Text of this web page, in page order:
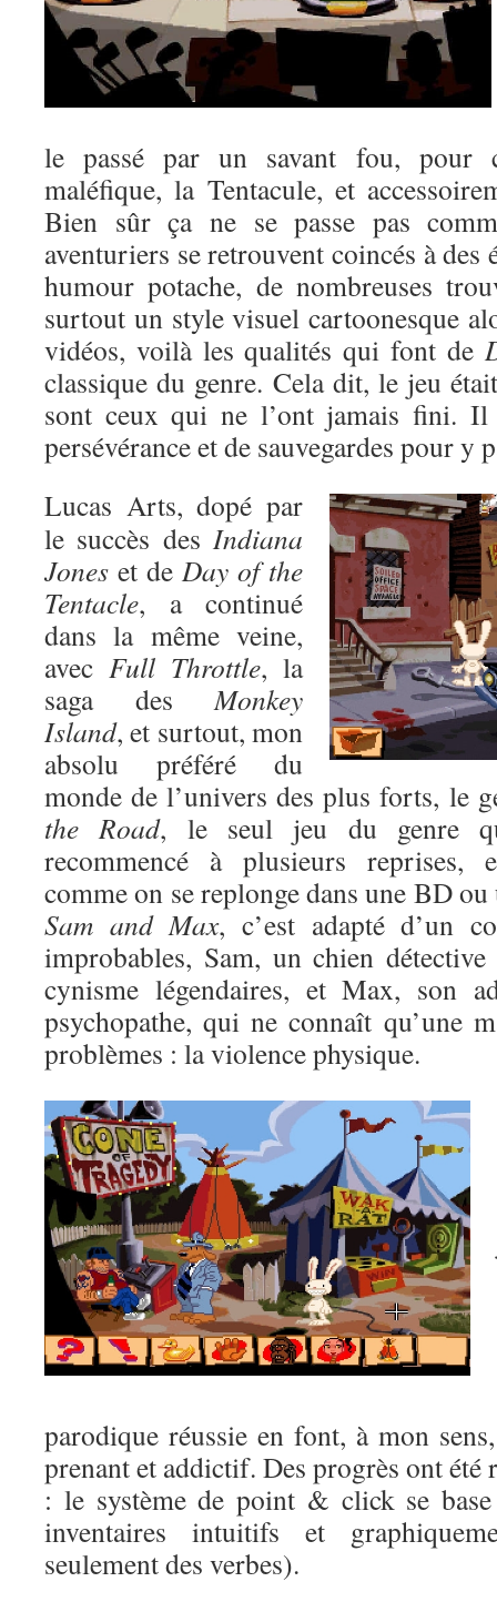
le passé par un savant fou, pour
maléfique, la Tentacule, et
Bien sûr ça ne se passe pas
aventuriers se retrouvent coincés à des
humour potache, de nombreuses
surtout un style visuel cartoonesque
vidéos, voilà les qualités qui font de
classique du genre. Cela dit, le jeu
sont ceux qui ne l’ont jamais fini.
persévérance et de sauvegardes pour y
Lucas Arts, dopé par
le succès des Indiana
Jones et de Day of the
Tentacle, a continué
dans la même veine,
avec Full Throttle, la
saga desMonkey
Island, et surtout, mon
absolu préféré du
monde de l’univers des plus forts, le
the Road, le seul jeu du genre
recommencé à plusieurs reprises,
comme on se replonge dans une BD ou
Sam and Max, c’est adapté d’un
improbables, Sam, un chien
cynisme légendaires, et Max, son
psychopathe, qui ne connaît qu’une
problèmes : la violence physique.
parodique réussie en font, à mon
prenant et addictif. Des progrès ont été
: le système de point & click se
inventaires intuitifs et
seulement des verbes).